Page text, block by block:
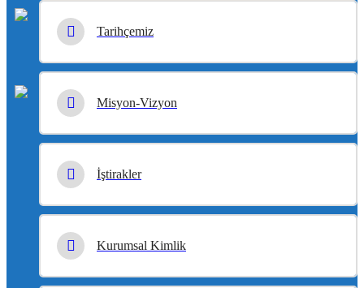
Tarihçemiz
Misyon-Vizyon
İştirakler
Kurumsal Kimlik